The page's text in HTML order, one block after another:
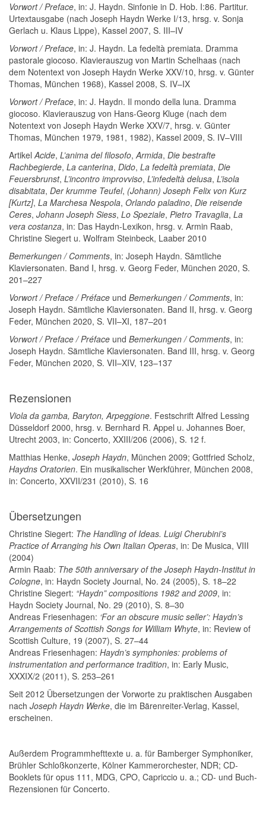
Vorwort / Preface, in: J. Haydn. Sinfonie in D. Hob. I:86. Partitur.
Urtextausgabe (nach Joseph Haydn Werke I/13, hrsg. v. Sonja
Gerlach u. Klaus Lippe), Kassel 2007, S. III–IV
Vorwort / Preface, in: J. Haydn. La fedeltà premiata. Dramma
pastorale giocoso. Klavierauszug von Martin Schelhaas (nach
dem Notentext von Joseph Haydn Werke XXV/10, hrsg. v. Günter
Thomas, München 1968), Kassel 2008, S. IV–IX
Vorwort / Preface, in: J. Haydn. Il mondo della luna. Dramma
giocoso. Klavierauszug von Hans-Georg Kluge (nach dem
Notentext von Joseph Haydn Werke XXV/7, hrsg. v. Günter
Thomas, München 1979, 1981, 1982), Kassel 2009, S. IV–VIII
ArtikelAcide, L’anima del filosofo,Armida, Die bestrafte
Rachbegierde, La canterina, Dido, La fedeltà premiata, Die
Feuersbrunst, L’incontro improvviso, L’infedeltà delusa, L’isola
disabitata, Der krumme Teufel, (Johann) Joseph Felix von Kurz
[Kurtz], La Marchesa Nespola, Orlando paladino, Die reisende
Ceres, Johann Joseph Siess, Lo Speziale, Pietro Travaglia, La
vera costanza, in: Das Haydn-Lexikon, hrsg. v. Armin Raab,
Christine Siegert u. Wolfram Steinbeck, Laaber 2010
Bemerkungen / Comments, in: Joseph Haydn. Sämt­liche
Klaviersonaten. Band I, hrsg. v. Georg Feder, München 2020, S.
201–227
Vorwort / Preface / Préface und Bemerkungen / Comments, in:
Joseph Haydn. Sämtliche Klaviersonaten. Band II, hrsg. v. Georg
Feder, München 2020, S. VII–XI, 187–201
Vorwort / Preface / Préface und Bemerkungen / Comments, in:
Joseph Haydn. Sämtliche Klaviersonaten. Band III, hrsg. v. Georg
Feder, München 2020, S. VII–XIV, 123–137
Rezensionen
Viola da gamba, Baryton, Arpeggione. Festschrift Alfred Lessing
Düsseldorf 2000, hrsg. v. Bernhard R. Appel u. Johannes Boer,
Utrecht 2003, in: Concerto, XXIII/206 (2006), S. 12 f.
Matthias Henke, Joseph Haydn, München 2009; Gottfried Scholz,
Haydns Oratorien. Ein musikalischer Werkführer, München 2008,
in: Concerto, XXVII/231 (2010), S. 16
Übersetzungen
Christine Siegert: The Handling of Ideas. Luigi Cherubini’s
Practice of Arranging his Own Italian Operas, in: De Musica, VIII
(2004)
Armin Raab: The 50th anniversary of the Joseph Haydn-Institut in
Cologne, in: Haydn Society Journal, No. 24 (2005), S. 18–22
Christine Siegert: “Haydn” compositions 1982 and 2009, in:
Haydn Society Journal, No. 29 (2010), S. 8–30
Andreas Friesenhagen: ‘For an obscure music seller’: Haydn’s
Arrangements of Scottish Songs for William Whyte, in: Review of
Scottish Culture, 19 (2007), S. 27–44
Andreas Friesenhagen: Haydn’s symphonies: problems of
instrumentation and performance tradition, in: Early Music,
XXXIX/2 (2011), S. 253–261
Seit 2012 Übersetzungen der Vorworte zu praktischen Ausgaben
nach Joseph Haydn Werke, die im Bärenreiter-Verlag, Kassel,
erscheinen.
Außerdem Programmhefttexte u. a. für Bamberger Symphoniker,
Brühler Schloßkonzerte, Kölner Kammerorchester, NDR; CD-
Booklets für opus 111, MDG, CPO, Capriccio u. a.; CD- und Buch-
Rezensionen für Concerto.